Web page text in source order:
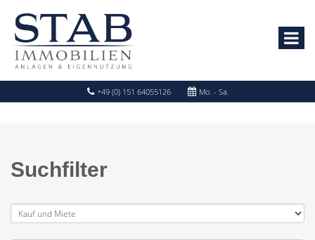
+49 (0) 151 64055126 Mo. - Sa.
Suchfilter